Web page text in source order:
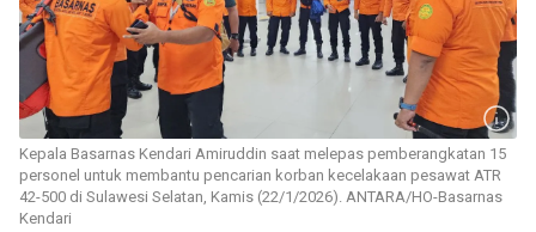
Kepala Basarnas Kendari Amiruddin saat melepas pemberangkatan 15
personel untuk membantu pencarian korban kecelakaan pesawat ATR
42-500 di Sulawesi Selatan, Kamis (22/1/2026). ANTARA/HO-Basarnas
Kendari